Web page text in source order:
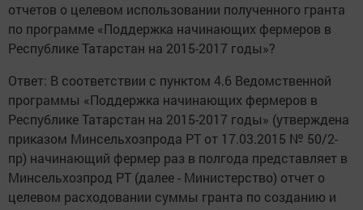
отчетов о целевом использовании полученного гранта
по программе «Поддержка начинающих фермеров в
Республике Татарстан на 2015-2017 годы»?
Ответ: В соответствии с пунктом 4.6 Ведомственной
программы «Поддержка начинающих фермеров в
Республике Татарстан на 2015-2017 годы» (утверждена
приказом Минсельхозпрода РТ от 17.03.2015 № 50/2-
пр) начинающий фермер раз в полгода представляет в
Минсельхозпрод РТ (далее - Министерство) отчет о
целевом расходовании суммы гранта по созданию и